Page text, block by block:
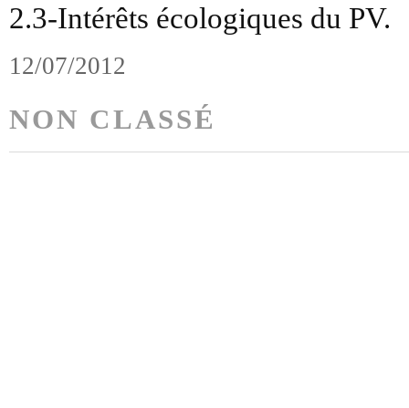
2.3-Intérêts écologiques du PV.
12/07/2012
NON CLASSÉ